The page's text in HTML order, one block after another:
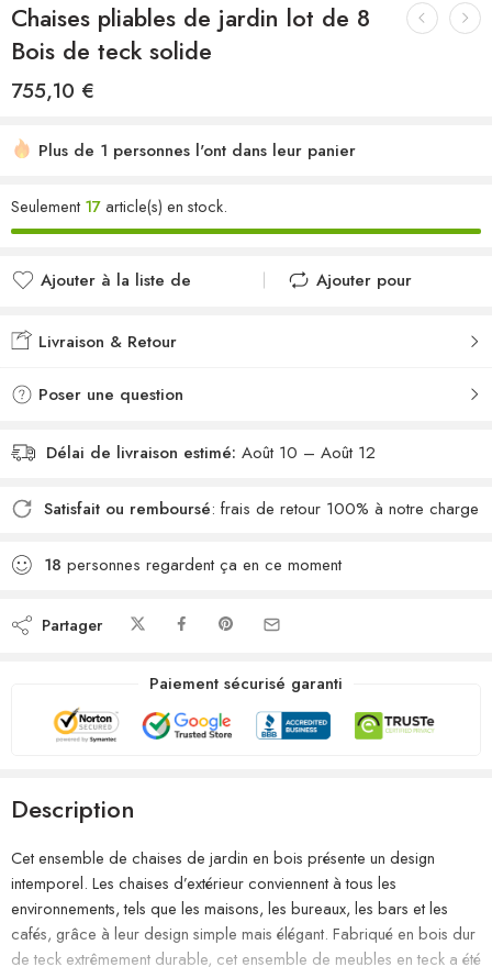
Chaises pliables de jardin lot de 8
Bois de teck solide
755,10 €
Plus de 1 personnes l'ont dans leur panier
Seulement 17article(s) en stock.
Ajouter à la liste de
Ajouté à la liste de
Ajouter pour
Livraison & Retour
Poser une question
Délai de livraison estimé: Août 10 – Août 12
Satisfait ou remboursé: frais de retour 100% à notre charge
18 personnes regardent ça en ce moment
Partager
Paiement sécurisé garanti
Description
Cet ensemble de chaises de jardin en bois présente un design
intemporel. Les chaises d’extérieur conviennent à tous les
environnements, tels que les maisons, les bureaux, les bars et les
cafés, grâce à leur design simple mais élégant. Fabriqué en bois dur
de teck extrêmement durable, cet ensemble de meubles en teck a été